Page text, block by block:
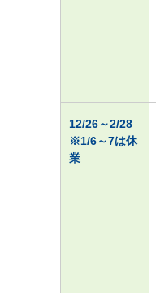
12/26～2/28
※1/6～7は休
業